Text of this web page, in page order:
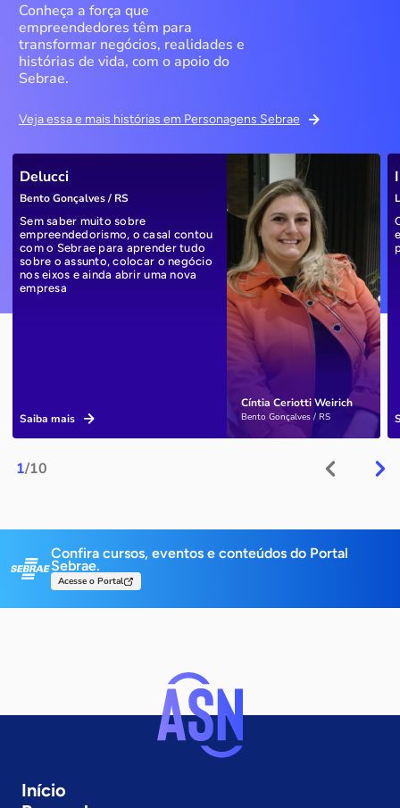
Conheça a força que
empreendedores têm para
transformar negócios, realidades e
histórias de vida, com o apoio do
Sebrae.
Veja essa e mais histórias em Personagens Sebrae
1/10
Cíntia Ceriotti Weirich
Bento Gonçalves / RS
Delucci
Bento Gonçalves / RS
Sem saber muito sobre
empreendedorismo, o casal contou
com o Sebrae para aprender tudo
sobre o assunto, colocar o negócio
nos eixos e ainda abrir uma nova
empresa
Saiba mais
Confira cursos, eventos e conteúdos do Portal
Sebrae.
Acesse o Portal
Início